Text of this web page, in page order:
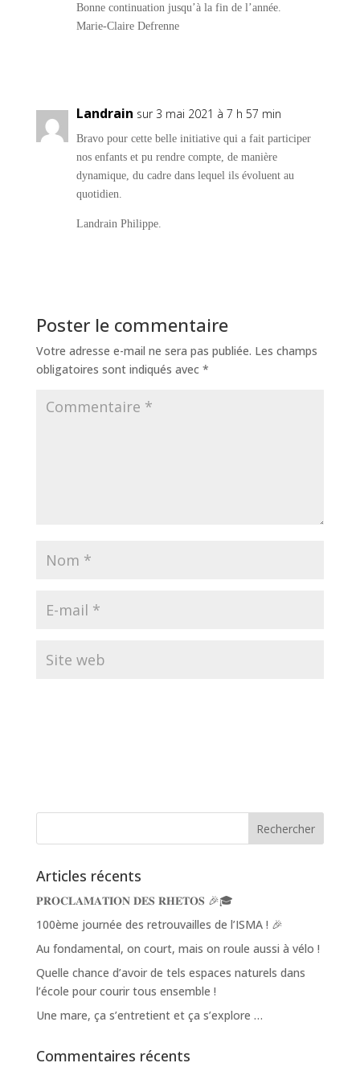
Bonne continuation jusqu’à la fin de l’année.
Marie-Claire Defrenne
Landrain sur 3 mai 2021 à 7 h 57 min
Bravo pour cette belle initiative qui a fait participer
nos enfants et pu rendre compte, de manière
dynamique, du cadre dans lequel ils évoluent au
quotidien.
Landrain Philippe.
Poster le commentaire
Votre adresse e-mail ne sera pas publiée. Les champs
obligatoires sont indiqués avec *
Articles récents
𝐏𝐑𝐎𝐂𝐋𝐀𝐌𝐀𝐓𝐈𝐎𝐍 𝐃𝐄𝐒 𝐑𝐇𝐄𝐓𝐎𝐒 🎉🎓
100ème journée des retrouvailles de l’ISMA ! 🎉
Au fondamental, on court, mais on roule aussi à vélo !
Quelle chance d’avoir de tels espaces naturels dans
l’école pour courir tous ensemble !
Une mare, ça s’entretient et ça s’explore …
Commentaires récents